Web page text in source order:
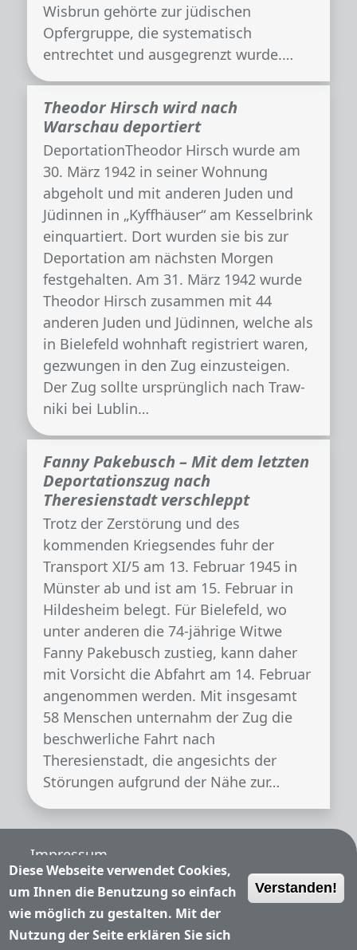
Wisbrun gehörte zur jüdischen
Opfergruppe, die systematisch
entrechtet und ausgegrenzt wurde.…
Theodor Hirsch wird nach
Warschau deportiert
DeportationTheodor Hirsch wurde am
30. März 1942 in seiner Wohnung
abgeholt und mit anderen Juden und
Jüdinnen in „Kyffhäuser“ am Kesselbrink
einquartiert. Dort wurden sie bis zur
Deportation am nächsten Morgen
festgehalten. Am 31. März 1942 wurde
Theodor Hirsch zusammen mit 44
anderen Juden und Jüdinnen, welche als
in Bielefeld wohnhaft registriert waren,
gezwungen in den Zug einzusteigen.
Der Zug sollte ursprünglich nach Traw­
ni­ki bei Lub­lin…
Fanny Pakebusch – Mit dem letzten
Deportationszug nach
Theresienstadt verschleppt
Trotz der Zerstörung und des
kommenden Kriegsendes fuhr der
Transport XI/5 am 13. Februar 1945 in
Münster ab und ist am 15. Februar in
Hildesheim belegt. Für Bielefeld, wo
unter anderen die 74-jährige Witwe
Fanny Pakebusch zustieg, kann daher
mit Vorsicht die Abfahrt am 14. Februar
angenommen werden. Mit insgesamt
58 Menschen unternahm der Zug die
beschwerliche Fahrt nach
Theresienstadt, die angesichts der
Störungen aufgrund der Nähe zur…
Fußzeile
Impressum
Nutzungsbedingungen
Datenschutzerklärung
Diese Webseite verwendet Cookies,
um Ihnen die Benutzung so einfach
wie möglich zu gestalten. Mit der
Nutzung der Seite erklären Sie sich
Verstanden!